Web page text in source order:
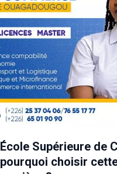
École Supérieure de
pourquoi choisir